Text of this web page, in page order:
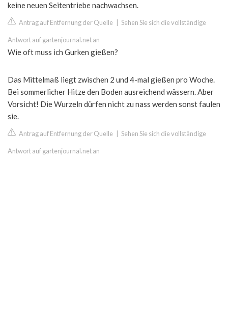
keine neuen Seitentriebe nachwachsen.
Antrag auf Entfernung der Quelle Sehen Sie sich die vollständige
Antwort auf gartenjournal.net an
Wie oft muss ich Gurken gießen?
Das Mittelmaß liegt zwischen 2 und 4-mal gießen pro Woche.
Bei sommerlicher Hitze den Boden ausreichend wässern. Aber
Vorsicht! Die Wurzeln dürfen nicht zu nass werden sonst faulen
sie.
Antrag auf Entfernung der Quelle Sehen Sie sich die vollständige
Antwort auf gartenjournal.net an